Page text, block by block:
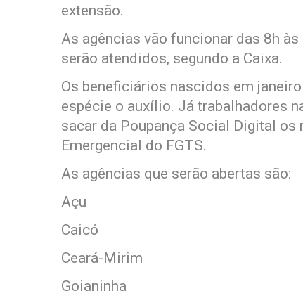
extensão.
As agências vão funcionar das 8h
serão atendidos, segundo a Caixa.
Os beneficiários nascidos em
espécie o auxílio. Já trabalhadores
sacar da Poupança Social Digital
Emergencial do FGTS.
As agências que serão abertas são:
Açu
Caicó
Ceará-Mirim
Goianinha